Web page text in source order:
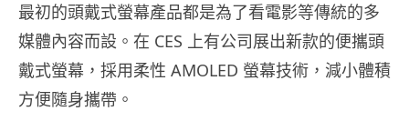
最初的頭戴式螢幕產品都是為了看電影等傳統的多
媒體內容而設。在 CES 上有公司展出新款的便攜頭
戴式螢幕，採用柔性 AMOLED 螢幕技術，減小體積
方便隨身攜帶。